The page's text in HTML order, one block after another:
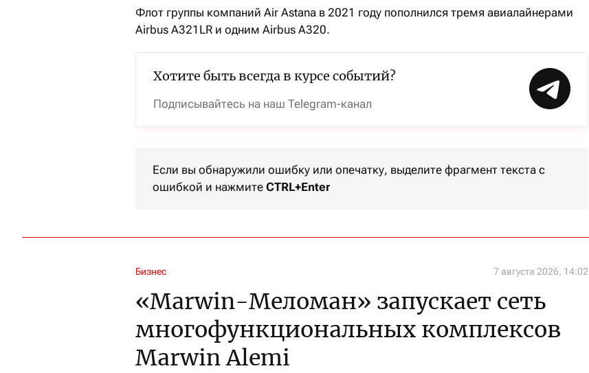
Флот группы компаний Air Astana в 2021 году пополнился тремя авиалайнерами
Airbus A321LR и одним Airbus A320.
Хотите быть всегда в курсе событий?
Подписывайтесь на наш Telegram-канал
Если вы обнаружили ошибку или опечатку, выделите фрагмент текста с
ошибкой и нажмите CTRL+Enter
Бизнес 7 августа 2026, 14:02
«Marwin-Меломан» запускает сеть
многофункциональных комплексов
Marwin Alemi